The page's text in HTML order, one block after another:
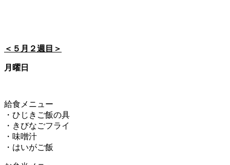
＜５月２週目＞
月曜日
給食メニュー
・ひじきご飯の具
・きびなごフライ
・味噌汁
・はいがご飯